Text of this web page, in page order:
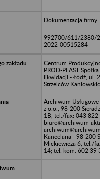
Dokumentacja firmy
992700/611/2380/
2022-00515284
Centrum
PROD-PLAST
likwidacji - Łódź, ul.
Strzelców
Archiwum Usługowe
z o.o., 98-200
1B, tel./fax: 043 822
biuro@archiwum-
Kancelaria - 98-200
Mickiewicza 6, tel./
14; tel. kom. 602 39